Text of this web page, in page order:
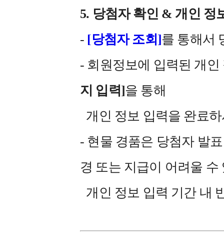
5. 당첨자 확인 & 개인 정
- [당첨자 조회]를 통해서
- 회원정보에 입력된 개
지 입력]을 통해
개인 정보 입력을 완료
- 현물 경품은 당첨자 발
경 또는 지급이 어려울 수
개인 정보 입력 기간 내